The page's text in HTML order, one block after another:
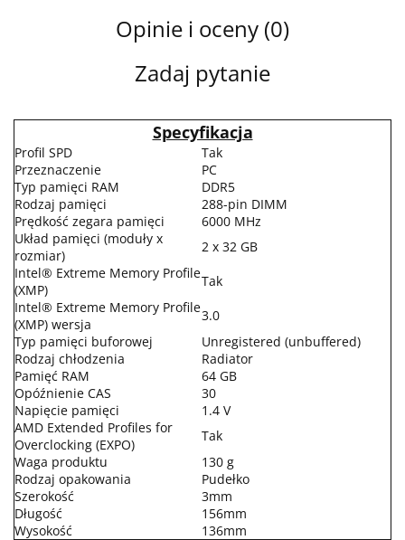
Opinie i oceny (0)
Zadaj pytanie
Specyfikacja
Profil SPD
Tak
Przeznaczenie
PC
Typ pamięci RAM
DDR5
Rodzaj pamięci
288-pin DIMM
Prędkość zegara pamięci
6000 MHz
Układ pamięci (moduły x
rozmiar)
2 x 32 GB
Intel® Extreme Memory Profile
(XMP)
Tak
Intel® Extreme Memory Profile
(XMP) wersja
3.0
Typ pamięci buforowej
Unregistered (unbuffered)
Rodzaj chłodzenia
Radiator
Pamięć RAM
64 GB
Opóźnienie CAS
30
Napięcie pamięci
1.4 V
AMD Extended Profiles for
Overclocking (EXPO)
Tak
Waga produktu
130 g
Rodzaj opakowania
Pudełko
Szerokość
3mm
Długość
156mm
Wysokość
136mm